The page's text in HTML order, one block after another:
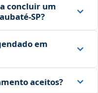
concluir um
em
aceitos?